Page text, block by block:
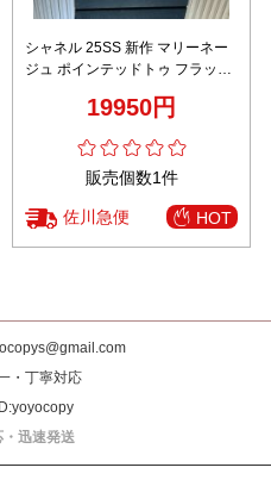
シャネル 25SS 新作 マリーネー
ジュ ポインテッドトゥ フラット
19950円
販売個数1件
佐川急便 HOT
・丁寧対応
迅速発送